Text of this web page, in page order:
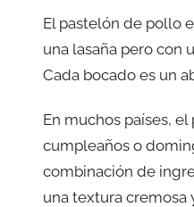
El pastelón de pollo
una lasaña pero con
Cada bocado es un
En muchos países,
cumpleaños o
combinación de
una textura cremosa